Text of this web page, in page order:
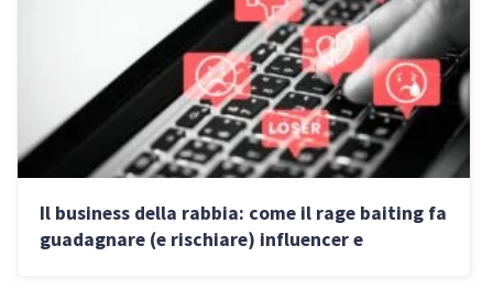
Il business della rabbia: come il rage baiting fa
guadagnare (e rischiare) influencer e